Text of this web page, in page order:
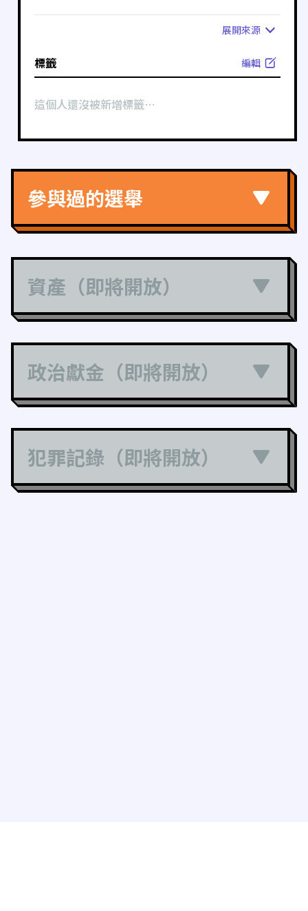
展開來源
標籤 編輯
這個人還沒被新增標籤⋯
參與過的選舉
資產（即將開放）
政治獻金（即將開放）
犯罪記錄（即將開放）